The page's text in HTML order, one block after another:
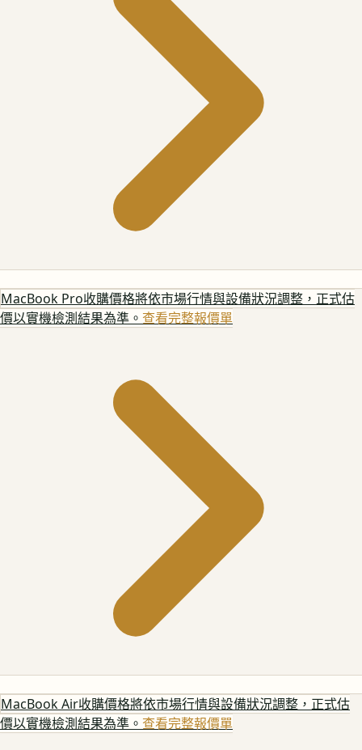
MacBook Pro收購價格將依市場行情與設備狀況調整，正式估
價以實機檢測結果為準。 查看完整報價單
MacBook Air收購價格將依市場行情與設備狀況調整，正式估
價以實機檢測結果為準。 查看完整報價單